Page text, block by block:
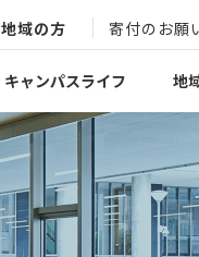
地域の方 寄付のお願
キャンパスライフ 地